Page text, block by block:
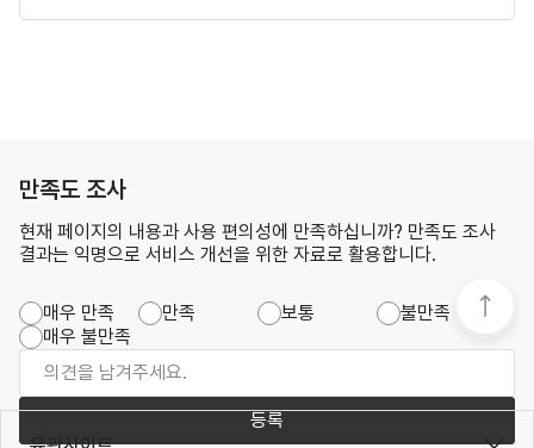
만족도 조사
현재 페이지의 내용과 사용 편의성에 만족하십니까? 만족도 조사
결과는 익명으로 서비스 개선을 위한 자료로 활용합니다.
매우 만족 만족 보통
불만족
매우 불만족
등록